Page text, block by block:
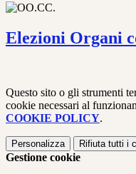
Elezioni Organi
Questo sito o gli strumenti
cookie necessari al
COOKIE POLICY.
Personalizza Rifiuta tutti i
Gestione cookie